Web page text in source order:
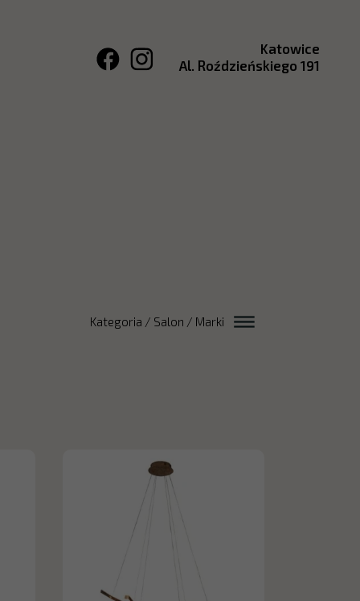
Katowice
Al. Roździeńskiego 191
Kategoria / Salon / Marki